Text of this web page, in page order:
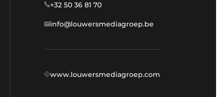
+32 50 36 81 70
info@louwersmediagroep.be
www.louwersmediagroep.com